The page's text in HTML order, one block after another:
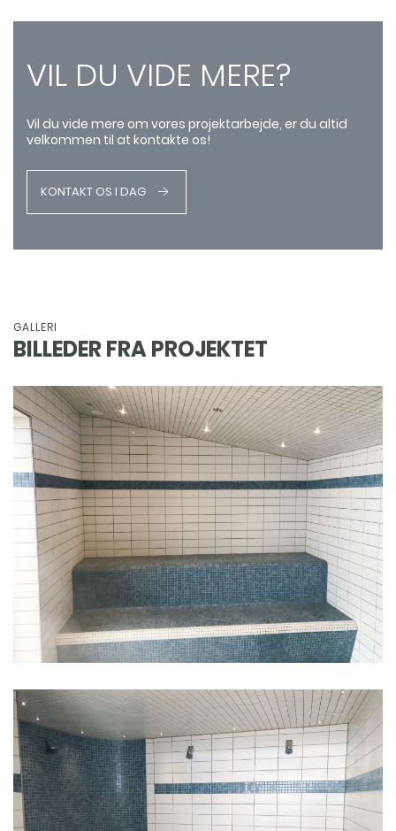
VIL DU VIDE MERE?
Vil du vide mere om vores projektarbejde, er du altid
velkommen til at kontakte os!
KONTAKT OS I DAG
GALLERI
BILLEDER FRA PROJEKTET
DAMPBAD I TO BÆNKNIVEAUER